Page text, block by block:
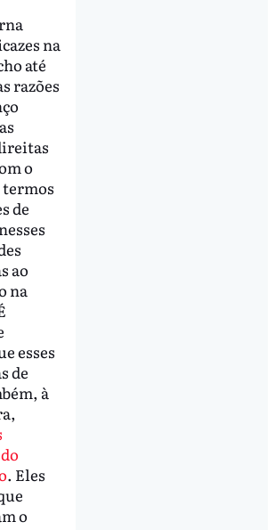
na
até
razões
o
termos
de
ao
na
esses
de
à
. Eles
o